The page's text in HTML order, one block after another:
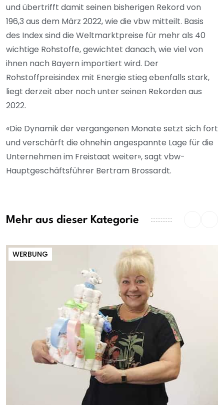
und übertrifft damit seinen bisherigen Rekord von
196,3 aus dem März 2022, wie die vbw mitteilt. Basis
des Index sind die Weltmarktpreise für mehr als 40
wichtige Rohstoffe, gewichtet danach, wie viel von
ihnen nach Bayern importiert wird. Der
Rohstoffpreisindex mit Energie stieg ebenfalls stark,
liegt derzeit aber noch unter seinen Rekorden aus
2022.
«Die Dynamik der vergangenen Monate setzt sich fort
und verschärft die ohnehin angespannte Lage für die
Unternehmen im Freistaat weiter», sagt vbw-
Hauptgeschäftsführer Bertram Brossardt.
Mehr aus dieser Kategorie
WERBUNG